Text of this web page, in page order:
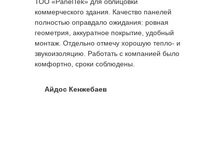
коммерческого здания. Качество панелей
полностью оправдало ожидания: ровная
геометрия, аккуратное покрытие, удобный
монтаж. Отдельно отмечу хорошую тепло- и
звукоизоляцию. Работать с компанией было
комфортно, сроки соблюдены.
Айдос Кенжебаев